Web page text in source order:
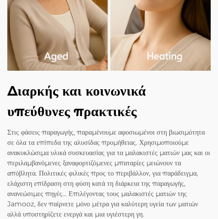
Διαρκής και κοινωνικά
υπεύθυνες πρακτικές
Στις φάσεις παραγωγής, παραμένουμε αφοσιωμένοι στη βιωσιμότητα
σε όλα τα επίπεδα της αλυσίδας προμήθειας. Χρησιμοποιούμε
ανακυκλώσιμα υλικά συσκευασίας για τα μαλακιστές ματιών μας και οι
περιλαμβανόμενες ξαναφορτιζόμενες μπαταρίες μειώνουν τα
απόβλητα. Πολιτικές φιλικές προς το περιβάλλον, για παράδειγμα,
ελάχιστη επίδραση στη φύση κατά τη διάρκεια της παραγωγής,
ανανεώσιμες πηγές... Επιλέγοντας τους μαλακιστές ματιών της
Jamooz, δεν παίρνετε μόνο μέτρα για καλύτερη υγεία των ματιών
αλλά υποστηρίζετε ενεργά και μια υγιέστερη γη.